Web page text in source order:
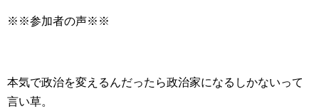
※※参加者の声※※
本気で政治を変えるんだったら政治家になるしかないって
言い草。